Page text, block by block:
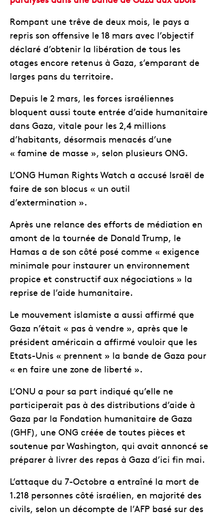
Rompant une trêve de deux mois, le pays a
repris son offensive le 18 mars avec l’objectif
déclaré d’obtenir la libération de tous les
otages encore retenus à Gaza, s’emparant de
larges pans du territoire.
Depuis le 2 mars, les forces israéliennes
bloquent aussi toute entrée d’aide humanitaire
dans Gaza, vitale pour les 2,4 millions
d’habitants, désormais menacés d’une
« famine de masse », selon plusieurs ONG.
L’ONG Human Rights Watch a accusé Israël de
faire de son blocus « un outil
d’extermination ».
Après une relance des efforts de médiation en
amont de la tournée de Donald Trump, le
Hamas a de son côté posé comme « exigence
minimale pour instaurer un environnement
propice et constructif aux négociations » la
reprise de l’aide humanitaire.
Le mouvement islamiste a aussi affirmé que
Gaza n’était « pas à vendre », après que le
président américain a affirmé vouloir que les
Etats-Unis « prennent » la bande de Gaza pour
« en faire une zone de liberté ».
L’ONU a pour sa part indiqué qu’elle ne
participerait pas à des distributions d’aide à
Gaza par la Fondation humanitaire de Gaza
(GHF), une ONG créée de toutes pièces et
soutenue par Washington, qui avait annoncé se
préparer à livrer des repas à Gaza d’ici fin mai.
L’attaque du 7-Octobre a entraîné la mort de
1.218 personnes côté israélien, en majorité des
civils, selon un décompte de l’AFP basé sur des